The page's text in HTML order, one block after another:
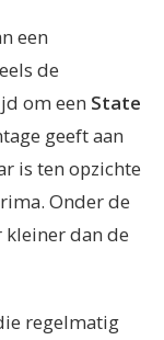
een
de
om een State
geeft aan
is ten opzichte
Onder de
dan de
regelmatig